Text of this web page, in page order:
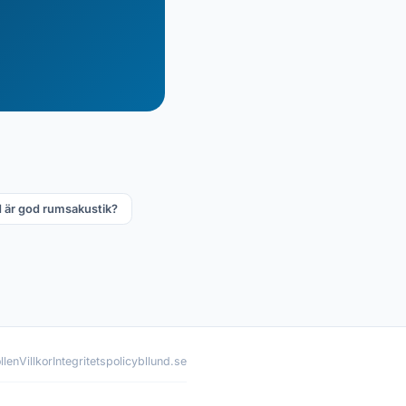
är god rumsakustik?
VillkorIntegritetspolicybllund.se